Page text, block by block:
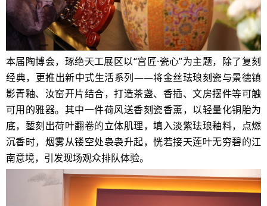
本届陶博会，琢绝天工展区以“宫匠·瓷心”为主题，除了复刻
经典，更推出新中式生活系列——将金丝珐琅刻瓷与景德镇
影青釉、汝窑开片结合，打造茶盏、香插、文房摆件等可触
可用的雅器。其中一件荷风送香刻瓷香薰，以轻量化铜胎为
底，錾刻出荷叶翻卷的立体肌理，填入淡紫珐琅釉料，点燃
沉香时，烟雾从镂空处袅袅升起，恍若接天莲叶无穷碧的江
南意境，引发现场观众排队体验。